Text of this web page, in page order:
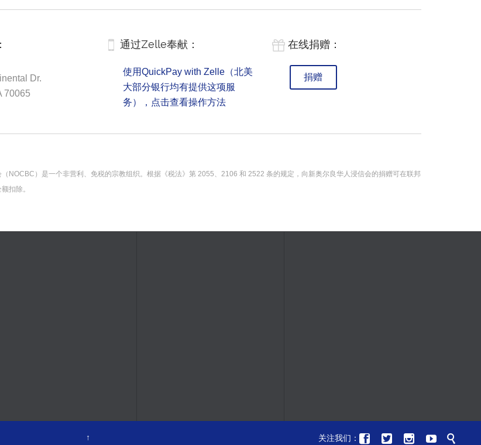
Dr.
70065
 通过Zelle奉献：
使用QuickPay with Zelle（北美
大部分银行均有提供这项服
务），点击查看操作方法
在线捐赠：
捐赠
NOCBC）是一个非营利、免税的宗教组织。根据《税法》第 2055、2106 和 2522 条的规定，向新奥尔良华人浸信会的捐赠可在联邦
扣除。
↑ 关注我们：     